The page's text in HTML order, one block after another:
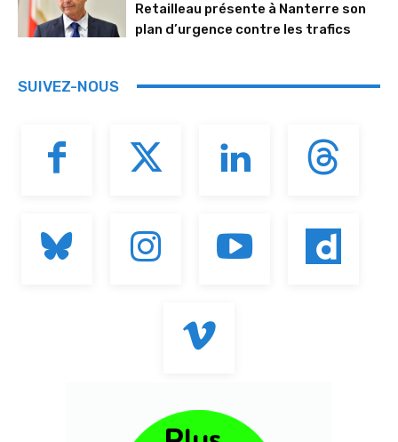
Retailleau présente à Nanterre son
plan d’urgence contre les trafics
SUIVEZ-NOUS